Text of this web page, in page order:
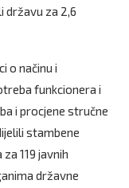
za 2,6
o načinu i
funkcionera i
i procjene stručne
stambene
119 javnih
državne